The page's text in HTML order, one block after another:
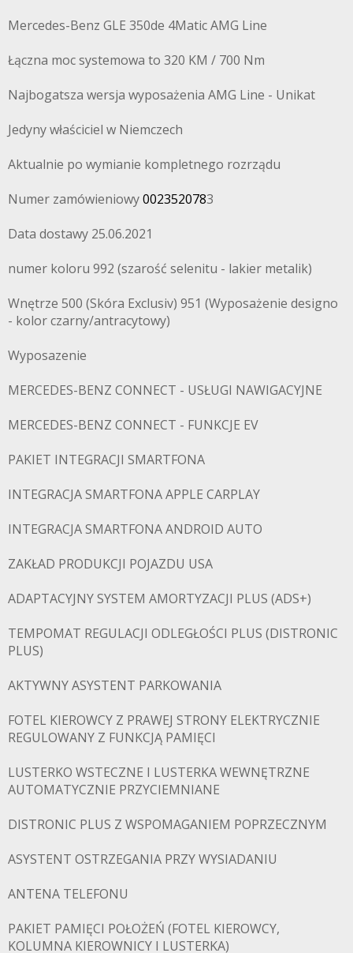
Mercedes-Benz GLE 350de 4Matic AMG Line
Łączna moc systemowa to 320 KM / 700 Nm
Najbogatsza wersja wyposażenia AMG Line - Unikat
Jedyny właściciel w Niemczech
Aktualnie po wymianie kompletnego rozrządu
Numer zamówieniowy0023520783
Data dostawy 25.06.2021
numer koloru 992 (szarość selenitu - lakier metalik)
Wnętrze 500 (Skóra Exclusiv) 951 (Wyposażenie designo
- kolor czarny/antracytowy)
Wyposazenie
MERCEDES-BENZ CONNECT - USŁUGI NAWIGACYJNE
MERCEDES-BENZ CONNECT - FUNKCJE EV
PAKIET INTEGRACJI SMARTFONA
INTEGRACJA SMARTFONA APPLE CARPLAY
INTEGRACJA SMARTFONA ANDROID AUTO
ZAKŁAD PRODUKCJI POJAZDU USA
ADAPTACYJNY SYSTEM AMORTYZACJI PLUS (ADS+)
TEMPOMAT REGULACJI ODLEGŁOŚCI PLUS (DISTRONIC
PLUS)
AKTYWNY ASYSTENT PARKOWANIA
FOTEL KIEROWCY Z PRAWEJ STRONY ELEKTRYCZNIE
REGULOWANY Z FUNKCJĄ PAMIĘCI
LUSTERKO WSTECZNE I LUSTERKA WEWNĘTRZNE
AUTOMATYCZNIE PRZYCIEMNIANE
DISTRONIC PLUS Z WSPOMAGANIEM POPRZECZNYM
ASYSTENT OSTRZEGANIA PRZY WYSIADANIU
ANTENA TELEFONU
PAKIET PAMIĘCI POŁOŻEŃ (FOTEL KIEROWCY,
KOLUMNA KIEROWNICY I LUSTERKA)